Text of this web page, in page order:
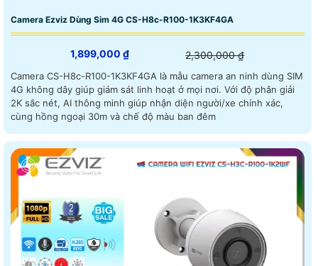
Camera Ezviz Dùng Sim 4G CS-H8c-R100-1K3KF4GA
1,899,000 ₫ 2,300,000 ₫
Camera CS-H8c-R100-1K3KF4GA là mẫu camera an ninh dùng SIM
4G không dây giúp giám sát linh hoạt ở mọi nơi. Với độ phân giải
2K sắc nét, AI thông minh giúp nhận diện người/xe chính xác,
cùng hồng ngoại 30m và chế độ màu ban đêm